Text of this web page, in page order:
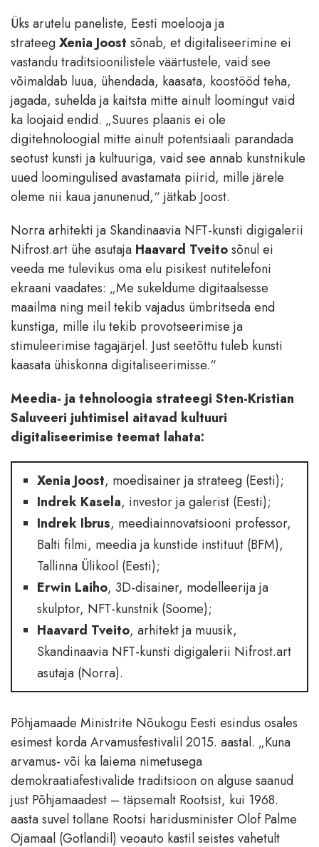
Üks arutelu paneliste, Eesti moelooja ja
strateegXenia Joost sõnab, et digitaliseerimine ei
vastandu traditsioonilistele väärtustele, vaid see
võimaldab luua, ühendada, kaasata, koostööd teha,
jagada, suhelda ja kaitsta mitte ainult loomingut vaid
ka loojaid endid. „Suures plaanis ei ole
digitehnoloogial mitte ainult potentsiaali parandada
seotust kunsti ja kultuuriga, vaid see annab kunstnikule
uued loomingulised avastamata piirid, mille järele
oleme nii kaua janunenud,“ jätkab Joost.
Norra arhitekti ja Skandinaavia NFT-kunsti digigalerii
Nifrost.art ühe asutaja Haavard Tveitosõnul ei
veeda me tulevikus oma elu pisikest nutitelefoni
ekraani vaadates: „Me sukeldume digitaalsesse
maailma ning meil tekib vajadus ümbritseda end
kunstiga, mille ilu tekib provotseerimise ja
stimuleerimise tagajärjel. Just seetõttu tuleb kunsti
kaasata ühiskonna digitaliseerimisse.“
Meedia- ja tehnoloogia strateegi Sten-Kristian
Saluveeri juhtimisel aitavad kultuuri
digitaliseerimise teemat lahata:
Xenia Joost, moedisainer ja strateeg (Eesti);
Indrek Kasela, investor ja galerist (Eesti);
Indrek Ibrus, meediainnovatsiooni professor,
Balti filmi, meedia ja kunstide instituut (BFM),
Tallinna Ülikool (Eesti);
Erwin Laiho, 3D-disainer, modelleerija ja
skulptor, NFT-kunstnik (Soome);
Haavard Tveito, arhitekt ja muusik,
Skandinaavia NFT-kunsti digigalerii Nifrost.art
asutaja (Norra).
Põhjamaade Ministrite Nõukogu Eesti esindus osales
esimest korda Arvamusfestivalil 2015. aastal. „Kuna
arvamus- või ka laiema nimetusega
demokraatiafestivalide traditsioon on alguse saanud
just Põhjamaadest – täpsemalt Rootsist, kui 1968.
aasta suvel tollane Rootsi haridusminister Olof Palme
Ojamaal (Gotlandil) veoauto kastil seistes vahetult